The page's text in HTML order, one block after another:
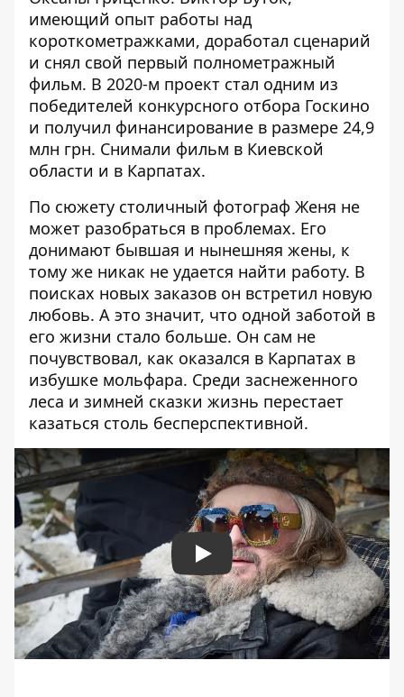
имеющий опыт работы над
короткометражками, доработал сценарий
и снял свой первый полнометражный
фильм. В 2020-м проект стал одним из
победителей конкурсного отбора Госкино
и получил финансирование в размере 24,9
млн грн. Снимали фильм в Киевской
области и в Карпатах.
По сюжету столичный фотограф Женя не
может разобраться в проблемах. Его
донимают бывшая и нынешняя жены, к
тому же никак не удается найти работу. В
поисках новых заказов он встретил новую
любовь. А это значит, что одной заботой в
его жизни стало больше. Он сам не
почувствовал, как оказался в Карпатах в
избушке мольфара. Среди заснеженного
леса и зимней сказки жизнь перестает
казаться столь бесперспективной.
Play